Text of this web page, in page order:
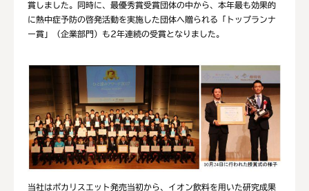
賞しました。同時に、最優秀賞受賞団体の中から、本年最も効果的
に熱中症予防の啓発活動を実施した団体へ贈られる「トップランナ
ー賞」（企業部門）も2年連続の受賞となりました。
当社はポカリスエット発売当初から、イオン飲料を用いた研究成果